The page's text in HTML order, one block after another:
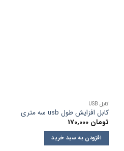
کابل USB
کابل افزایش طول usb سه متری
تومان
افزودن به سبد خرید